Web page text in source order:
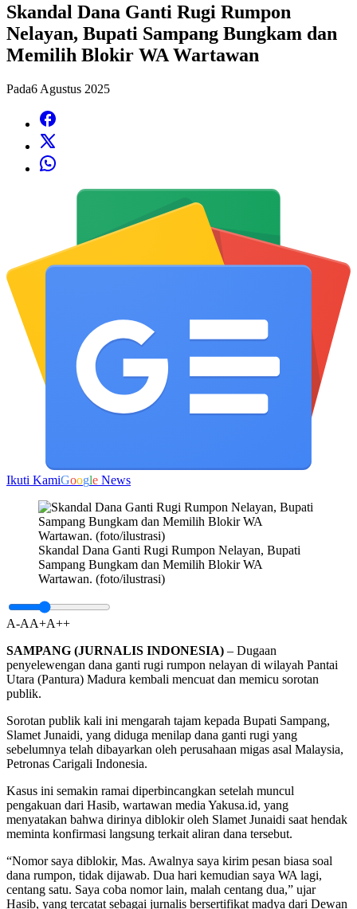
Skandal Dana Ganti Rugi Rumpon
Nelayan, Bupati Sampang Bungkam dan
Memilih Blokir WA Wartawan
Pada6 Agustus 2025
Ikuti KamiGoogle News
Skandal Dana Ganti Rugi Rumpon Nelayan, Bupati
Sampang Bungkam dan Memilih Blokir WA
Wartawan. (foto/ilustrasi)
A-AA+A++
SAMPANG (JURNALIS INDONESIA) – Dugaan
penyelewengan dana ganti rugi rumpon nelayan di wilayah Pantai
Utara (Pantura) Madura kembali mencuat dan memicu sorotan
publik.
Sorotan publik kali ini mengarah tajam kepada Bupati Sampang,
Slamet Junaidi, yang diduga menilap dana ganti rugi yang
sebelumnya telah dibayarkan oleh perusahaan migas asal Malaysia,
Petronas Carigali Indonesia.
Kasus ini semakin ramai diperbincangkan setelah muncul
pengakuan dari Hasib, wartawan media Yakusa.id, yang
menyatakan bahwa dirinya diblokir oleh Slamet Junaidi saat hendak
meminta konfirmasi langsung terkait aliran dana tersebut.
“Nomor saya diblokir, Mas. Awalnya saya kirim pesan biasa soal
dana rumpon, tidak dijawab. Dua hari kemudian saya WA lagi,
centang satu. Saya coba nomor lain, malah centang dua,” ujar
Hasib, yang tercatat sebagai jurnalis bersertifikat madya dari Dewan